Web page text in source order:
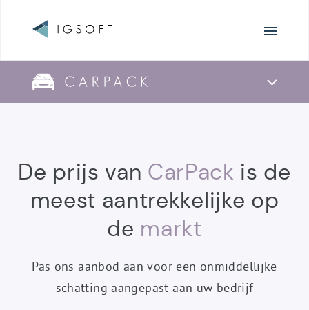
CarPack
-
De prijs van CarPack is de
meest aantrekkelijke op
de markt
Pas ons aanbod aan voor een onmiddellijke
schatting aangepast aan uw bedrijf
Surfen
Producten
overzicht